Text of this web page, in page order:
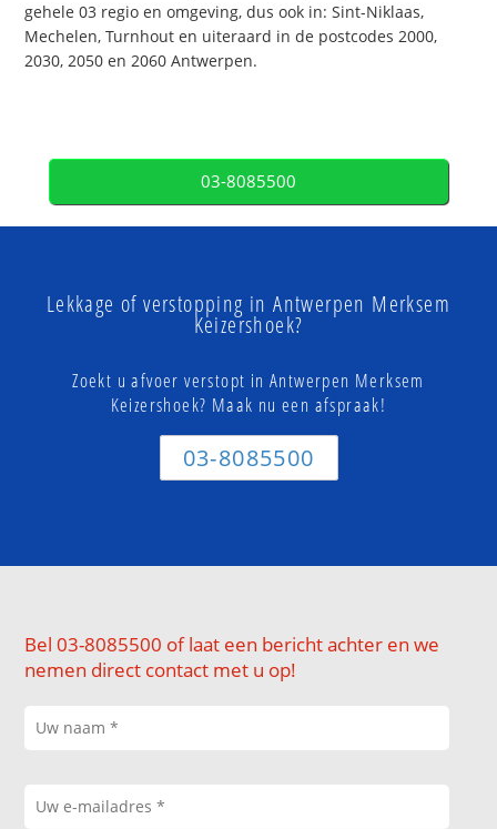
gehele 03 regio en omgeving, dus ook in: Sint-Niklaas,
Mechelen, Turnhout en uiteraard in de postcodes 2000,
2030, 2050 en 2060 Antwerpen.
03-8085500
Lekkage of verstopping in Antwerpen Merksem
Keizershoek?
Zoekt u afvoer verstopt in Antwerpen Merksem
Keizershoek? Maak nu een afspraak!
03-8085500
Bel 03-8085500 of laat een bericht achter en we
nemen direct contact met u op!